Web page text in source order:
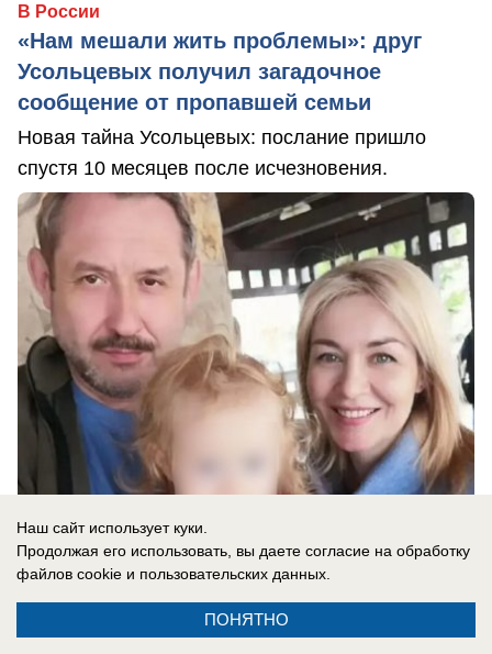
В России
«Нам мешали жить проблемы»: друг
Усольцевых получил загадочное
сообщение от пропавшей семьи
Новая тайна Усольцевых: послание пришло
спустя 10 месяцев после исчезновения.
06.08.2026 0
Наш сайт использует куки.
Продолжая его использовать, вы даете согласие на обработку
файлов cookie и пользовательских данных.
ПОНЯТНО